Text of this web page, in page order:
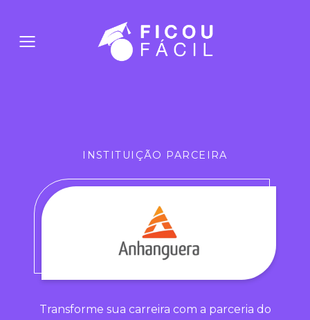
INSTITUIÇÃO PARCEIRA
Transforme sua carreira com a parceria do